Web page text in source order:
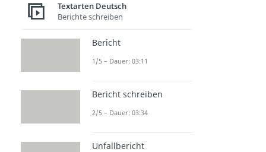
Textarten Deutsch
Berichte schreiben
Bericht
1/5 – Dauer: 03:11
Bericht schreiben
2/5 – Dauer: 03:34
Unfallbericht